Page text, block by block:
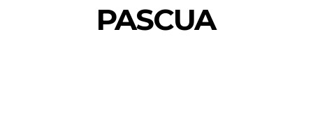
PASCUA